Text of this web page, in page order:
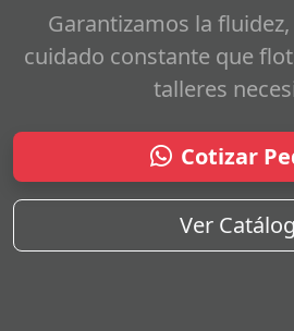
Garantizamos la
cuidado constante que
talleres
Cotizar
Ver